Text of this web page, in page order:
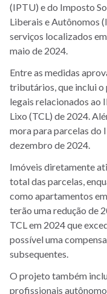
(IPTU) e do Imposto
Liberais e Autônomos
serviços localizados
maio de 2024.
Entre as medidas
tributários, que inclui o
legais relacionados ao
Lixo (TCL) de 2024.
mora para parcelas do
dezembro de 2024.
Imóveis diretamente
total das parcelas,
como apartamentos
terão uma redução de
TCL em 2024 que
possível uma
subsequentes.
O projeto também
profissionais